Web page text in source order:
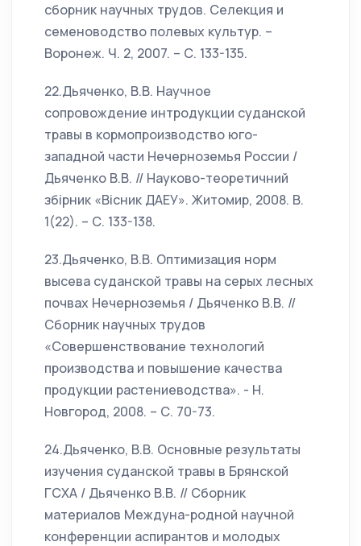
сборник научных трудов. Селекция и
семеноводство полевых культур. –
Воронеж. Ч. 2, 2007. – С. 133-135.
22.Дьяченко, В.В. Научное
сопровождение интродукции суданской
травы в кормопроизводство юго-
западной части Нечерноземья России /
Дьяченко В.В. // Науково-теоретичний
збiрник «Вiсник ДАЕУ». Житомир, 2008. В.
1(22). – С. 133-138.
23.Дьяченко, В.В. Оптимизация норм
высева суданской травы на серых лесных
почвах Нечерноземья / Дьяченко В.В. //
Сборник научных трудов
«Совершенствование технологий
производства и повышение качества
продукции растениеводства». - Н.
Новгород, 2008. – С. 70-73.
24.Дьяченко, В.В. Основные результаты
изучения суданской травы в Брянской
ГСХА / Дьяченко В.В. // Сборник
материалов Междуна-родной научной
конференции аспирантов и молодых